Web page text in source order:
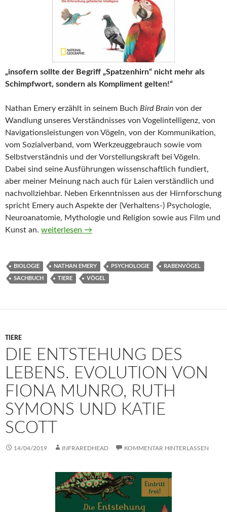
„insofern sollte der Begriff „Spatzenhirn“ nicht mehr als
Schimpfwort, sondern als Kompliment gelten!“
Nathan Emery erzählt in seinem Buch Bird Brain von der
Wandlung unseres Verständnisses von Vogelintelligenz, von
Navigationsleistungen von Vögeln, von der Kommunikation,
vom Sozialverband, vom Werkzeuggebrauch sowie vom
Selbstverständnis und der Vorstellungskraft bei Vögeln.
Dabei sind seine Ausführungen wissenschaftlich fundiert,
aber meiner Meinung nach auch für Laien verständlich und
nachvollziehbar. Neben Erkenntnissen aus der Hirnforschung
spricht Emery auch Aspekte der (Verhaltens-) Psychologie,
Neuroanatomie, Mythologie und Religion sowie aus Film und
Kunst an. Bird Brain von Nathan Emery
weiterlesen →
BIOLOGIE NATHAN EMERY PSYCHOLOGIE RABENVÖGEL
SACHBUCH TIERE VÖGEL
TIERE
DIE ENTSTEHUNG DES
LEBENS. EVOLUTION VON
FIONA MUNRO, RUTH
SYMONS UND KATIE
SCOTT
14/04/2019 INFRAREDHEAD KOMMENTAR HINTERLASSEN